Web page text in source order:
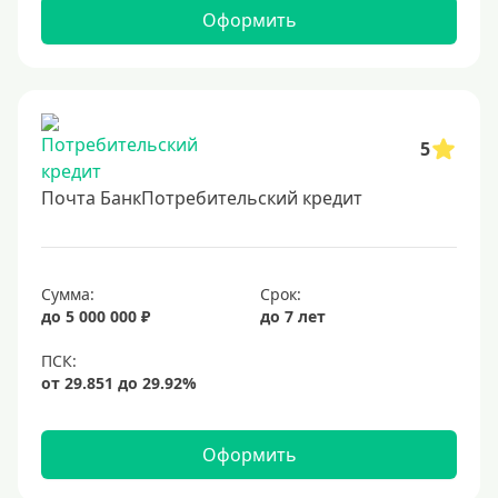
2500000 руб
3500000 руб
4 миллиона
4500000 руб
5500000 руб
6 млн
6500000 руб
7 миллионов
8 миллионов
9000000 руб
Оформить
5
Почта БанкПотребительский кредит
Сумма:
до 5 000 000 ₽
Срок:
до 7 лет
Оформить